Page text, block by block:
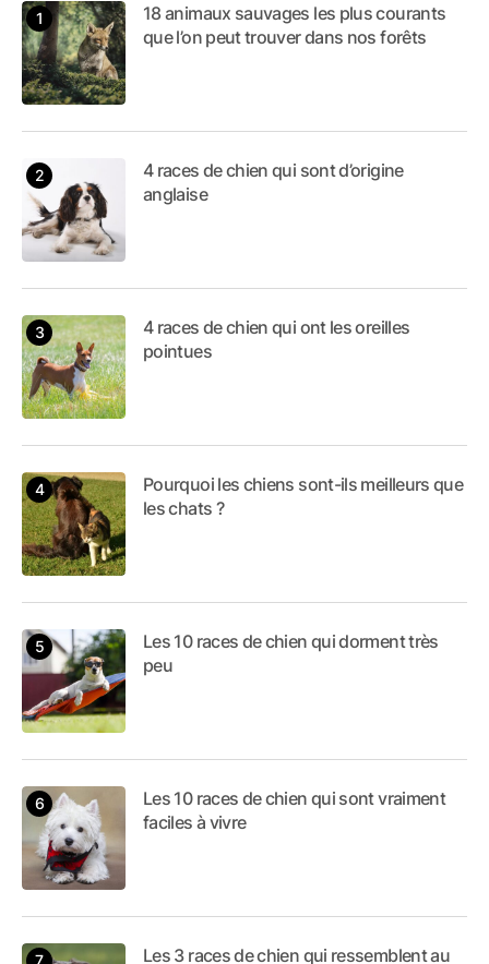
18 animaux sauvages les plus courants
que l’on peut trouver dans nos forêts
4 races de chien qui sont d’origine
anglaise
4 races de chien qui ont les oreilles
pointues
Pourquoi les chiens sont-ils meilleurs que
les chats ?
Les 10 races de chien qui dorment très
peu
Les 10 races de chien qui sont vraiment
faciles à vivre
Les 3 races de chien qui ressemblent au